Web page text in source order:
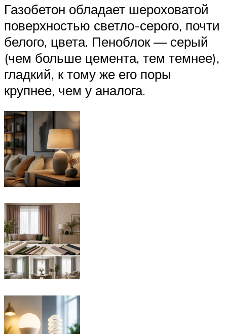
Газобетон обладает шероховатой
поверхностью светло-серого, почти
белого, цвета. Пеноблок — серый
(чем больше цемента, тем темнее),
гладкий, к тому же его поры
крупнее, чем у аналога.